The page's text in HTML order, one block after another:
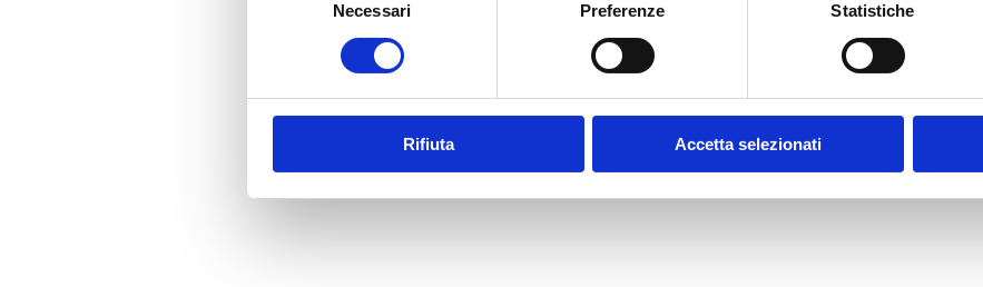
Necessari Preferenze Statistiche
Rifiuta Accetta selezionati
PROTOCOLLO
SOCIALE DI
MAASTRICHT: REALTÀ
E PROSPETTIVE
MOSTRA